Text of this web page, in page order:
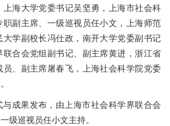
海大学党委书记吴坚勇，上海市社会科
副主席、一级巡视员任小文，上海师范
大学副校长冯仕政，南开大学党委副书记
合会党组副书记、副主席黄进，浙江省
、副主席屠春飞，上海社会科学院党委
成果发布，由上海市社会科学界联合会
级巡视员任小文主持。